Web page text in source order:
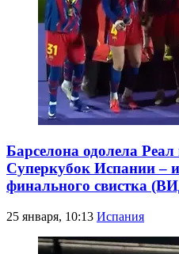
Барселона одолела
Суперкубок Испании –
финального свистка
25 января, 10:13 Испания